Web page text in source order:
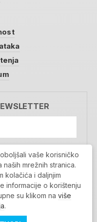
u bazu
MojaRijeka
vaše korisničko
mrežnih stranica.
kolačića i daljnjim
informacije o korištenju
su klikom na više
.